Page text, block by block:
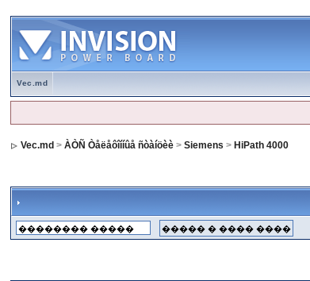
Vec.md
Vec.md >ÀÒÑ Òåëåôîííûå ñòàíöèè >Siemens > HiPath 4000